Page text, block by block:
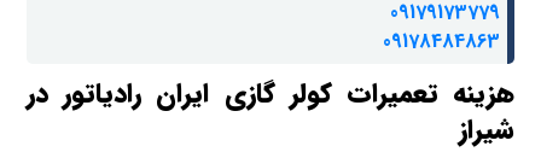
09179173779
09178484863
هزینه تعمیرات کولر گازی ایران رادیاتور در
شیراز